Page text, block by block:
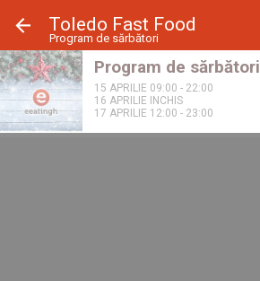
Toledo Fast Food
Program de sărbători
Program de sărbători
15 APRILIE 09:00 - 22:00
16 APRILIE INCHIS
17 APRILIE 12:00 - 23:00